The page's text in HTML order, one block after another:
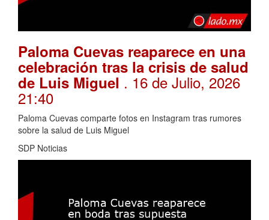
Paloma Cuevas reaparece en una
celebración tras la crisis de salud
de Luis Miguel . 16 de Julio, 2026
21:40
Paloma Cuevas comparte fotos en Instagram tras rumores
sobre la salud de Luis Miguel
SDP Noticias